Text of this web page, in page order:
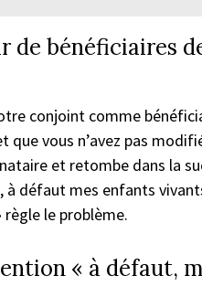
de bénéficiaires
conjoint comme
que vous n’avez pas
et retombe dans la
à défaut mes enfants
le problème.
« à défaut,